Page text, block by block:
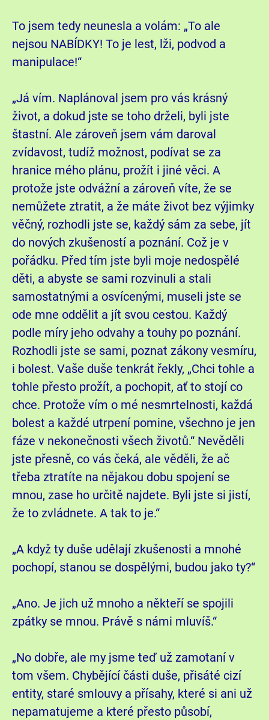
To jsem tedy neunesla a volám: „To ale
nejsou NABÍDKY! To je lest, lži, podvod a
manipulace!“
„Já vím. Naplánoval jsem pro vás krásný
život, a dokud jste se toho drželi, byli jste
štastní. Ale zároveň jsem vám daroval
zvídavost, tudíž možnost, podívat se za
hranice mého plánu, prožít i jiné věci. A
protože jste odvážní a zároveň víte, že se
nemůžete ztratit, a že máte život bez výjimky
věčný, rozhodli jste se, každý sám za sebe, jít
do nových zkušeností a poznání. Což je v
pořádku. Před tím jste byli moje nedospělé
děti, a abyste se sami rozvinuli a stali
samostatnými a osvícenými, museli jste se
ode mne oddělit a jít svou cestou. Každý
podle míry jeho odvahy a touhy po poznání.
Rozhodli jste se sami, poznat zákony vesmíru,
i bolest. Vaše duše tenkrát řekly, „Chci tohle a
tohle přesto prožít, a pochopit, ať to stojí co
chce. Protože vím o mé nesmrtelnosti, každá
bolest a každé utrpení pomine, všechno je jen
fáze v nekonečnosti všech životů.“ Nevěděli
jste přesně, co vás čeká, ale věděli, že ač
třeba ztratíte na nějakou dobu spojení se
mnou, zase ho určitě najdete. Byli jste si jistí,
že to zvládnete. A tak to je.“
„A když ty duše udělají zkušenosti a mnohé
pochopí, stanou se dospělými, budou jako ty?“
„Ano. Je jich už mnoho a někteří se spojili
zpátky se mnou. Právě s námi mluvíš.“
„No dobře, ale my jsme teď už zamotaní v
tom všem. Chybějící části duše, přisáté cizí
entity, staré smlouvy a přísahy, které si ani už
nepamatujeme a které přesto působí,